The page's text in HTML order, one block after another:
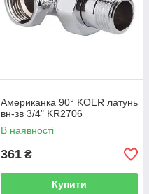
Американка 90° KOER латунь
вн-зв 3/4" KR2706
В наявності
361 ₴
Купити